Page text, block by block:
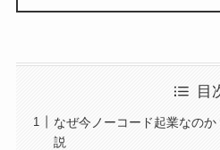
目
なぜ今ノーコード起業なの
説